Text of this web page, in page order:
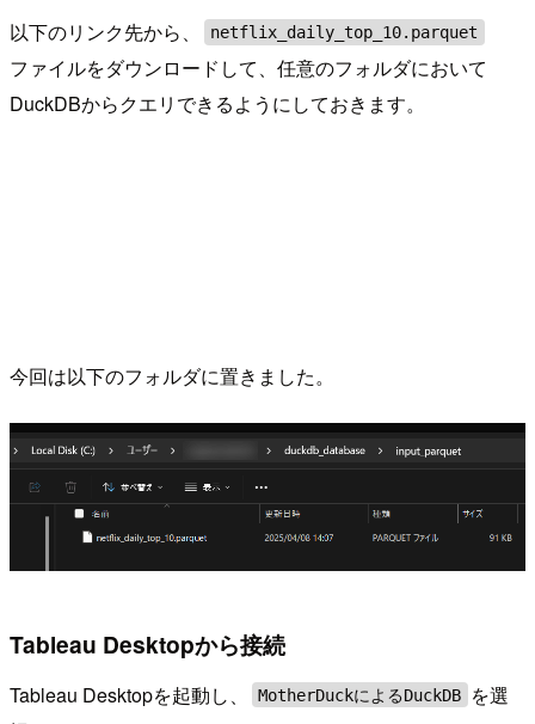
以下のリンク先から、 netflix_daily_top_10.parquet
ファイルをダウンロードして、任意のフォルダにおいて
DuckDBからクエリできるようにしておきます。
今回は以下のフォルダに置きました。
Tableau Desktopから接続
Tableau Desktopを起動し、 MotherDuckによるDuckDB
を選